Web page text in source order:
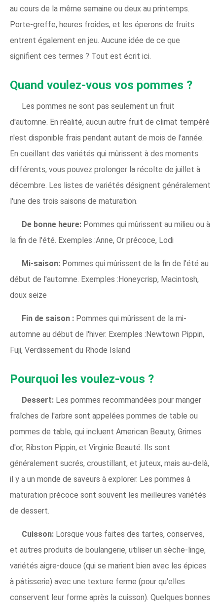
au cours de la même semaine ou deux au printemps.
Porte-greffe, heures froides, et les éperons de fruits
entrent également en jeu. Aucune idée de ce que
signifient ces termes ? Tout est écrit ici.
Quand voulez-vous vos pommes ?
Les pommes ne sont pas seulement un fruit
d'automne. En réalité, aucun autre fruit de climat tempéré
n'est disponible frais pendant autant de mois de l'année.
En cueillant des variétés qui mûrissent à des moments
différents, vous pouvez prolonger la récolte de juillet à
décembre. Les listes de variétés désignent généralement
l'une des trois saisons de maturation.
De bonne heure: Pommes qui mûrissent au milieu ou à
la fin de l'été. Exemples :Anne, Or précoce, Lodi
Mi-saison: Pommes qui mûrissent de la fin de l'été au
début de l'automne. Exemples :Honeycrisp, Macintosh,
doux seize
Fin de saison : Pommes qui mûrissent de la mi-
automne au début de l'hiver. Exemples :Newtown Pippin,
Fuji, Verdissement du Rhode Island
Pourquoi les voulez-vous ?
Dessert: Les pommes recommandées pour manger
fraîches de l'arbre sont appelées pommes de table ou
pommes de table, qui incluent American Beauty, Grimes
d'or, Ribston Pippin, et Virginie Beauté. Ils sont
généralement sucrés, croustillant, et juteux, mais au-delà,
il y a un monde de saveurs à explorer. Les pommes à
maturation précoce sont souvent les meilleures variétés
de dessert.
Cuisson: Lorsque vous faites des tartes, conserves,
et autres produits de boulangerie, utiliser un sèche-linge,
variétés aigre-douce (qui se marient bien avec les épices
à pâtisserie) avec une texture ferme (pour qu'elles
conservent leur forme après la cuisson). Quelques bonnes